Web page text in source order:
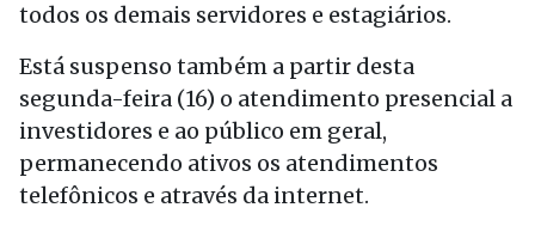
todos os demais servidores e estagiários.
Está suspenso também a partir desta
segunda-feira (16) o atendimento presencial a
investidores e ao público em geral,
permanecendo ativos os atendimentos
telefônicos e através da internet.